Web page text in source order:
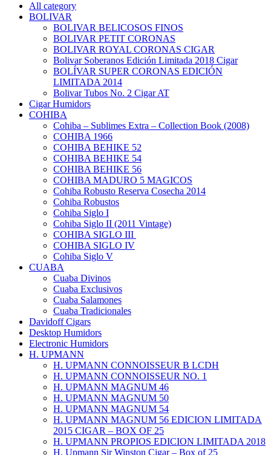
All category
BOLIVAR
BOLIVAR BELICOSOS FINOS
BOLIVAR PETIT CORONAS
BOLIVAR ROYAL CORONAS CIGAR
Bolivar Soberanos Edición Limitada 2018 Cigar
BOLÍVAR SUPER CORONAS EDICIÓN
LIMITADA 2014
Bolivar Tubos No. 2 Cigar AT
Cigar Humidors
COHIBA
Cohiba – Sublimes Extra – Collection Book (2008)
COHIBA 1966
COHIBA BEHIKE 52
COHIBA BEHIKE 54
COHIBA BEHIKE 56
COHIBA MADURO 5 MAGICOS
Cohiba Robusto Reserva Cosecha 2014
Cohiba Robustos
Cohiba Siglo I
Cohiba Siglo II (2011 Vintage)
COHIBA SIGLO III
COHIBA SIGLO IV
Cohiba Siglo V
CUABA
Cuaba Divinos
Cuaba Exclusivos
Cuaba Salamones
Cuaba Tradicionales
Davidoff Cigars
Desktop Humidors
Electronic Humidors
H. UPMANN
H. UPMANN CONNOISSEUR B LCDH
H. UPMANN CONNOISSEUR NO. 1
H. UPMANN MAGNUM 46
H. UPMANN MAGNUM 50
H. UPMANN MAGNUM 54
H. UPMANN MAGNUM 56 EDICION LIMITADA
2015 CIGAR – BOX OF 25
H. UPMANN PROPIOS EDICION LIMITADA 2018
H. Upmann Sir Winston Cigar – Box of 25